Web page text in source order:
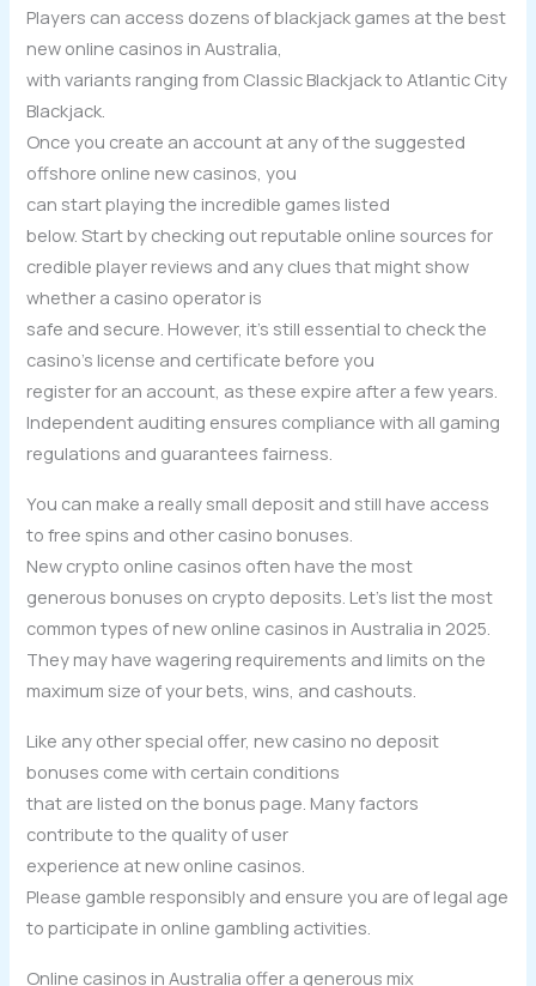
Players can access dozens of blackjack games at the best
new online casinos in Australia,
with variants ranging from Classic Blackjack to Atlantic City
Blackjack.
Once you create an account at any of the suggested
offshore online new casinos, you
can start playing the incredible games listed
below. Start by checking out reputable online sources for
credible player reviews and any clues that might show
whether a casino operator is
safe and secure. However, it’s still essential to check the
casino’s license and certificate before you
register for an account, as these expire after a few years.
Independent auditing ensures compliance with all gaming
regulations and guarantees fairness.
You can make a really small deposit and still have access
to free spins and other casino bonuses.
New crypto online casinos often have the most
generous bonuses on crypto deposits. Let’s list the most
common types of new online casinos in Australia in 2025.
They may have wagering requirements and limits on the
maximum size of your bets, wins, and cashouts.
Like any other special offer, new casino no deposit
bonuses come with certain conditions
that are listed on the bonus page. Many factors
contribute to the quality of user
experience at new online casinos.
Please gamble responsibly and ensure you are of legal age
to participate in online gambling activities.
Online casinos in Australia offer a generous mix